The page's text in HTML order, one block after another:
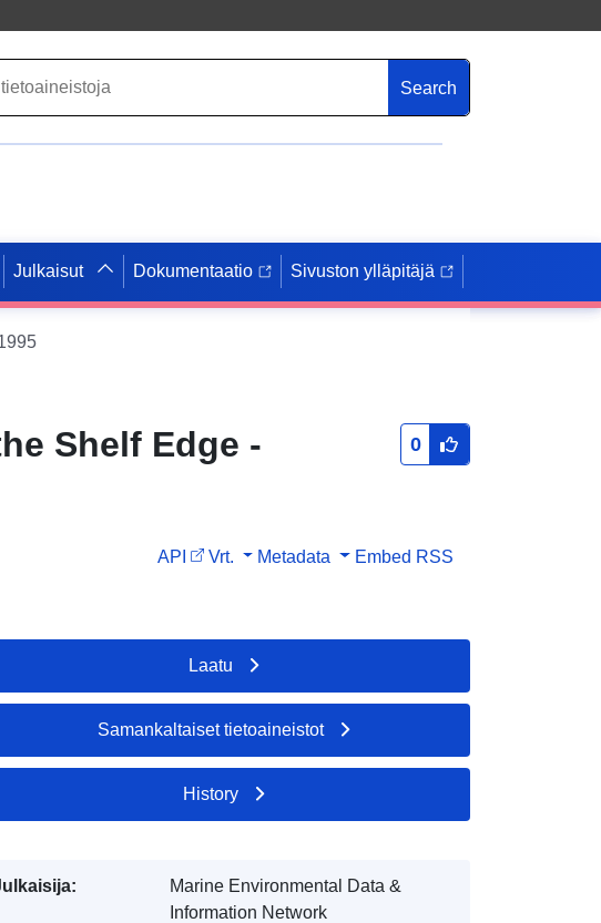
Search
Julkaisut Dokumentaatio Sivuston ylläpitäjä
Shelf Edge -
0
API Vrt. Metadata Embed RSS
Laatu
Samankaltaiset tietoaineistot
History
Marine Environmental Data &
Information Network